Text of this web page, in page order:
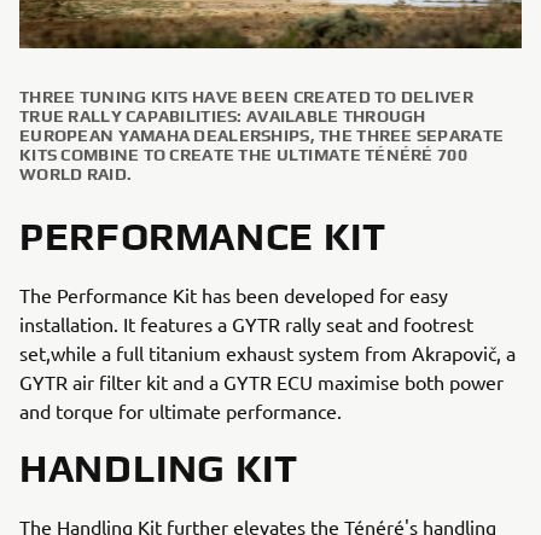
THREE TUNING KITS HAVE BEEN CREATED TO DELIVER
TRUE RALLY CAPABILITIES: AVAILABLE THROUGH
EUROPEAN YAMAHA DEALERSHIPS, THE THREE SEPARATE
KITS COMBINE TO CREATE THE ULTIMATE TÉNÉRÉ 700
WORLD RAID.
PERFORMANCE KIT
The Performance Kit has been developed for easy
installation. It features a GYTR rally seat and footrest
set,while a full titanium exhaust system from Akrapovič, a
GYTR air filter kit and a GYTR ECU maximise both power
and torque for ultimate performance.
HANDLING KIT
The Handling Kit further elevates the Ténéré's handling